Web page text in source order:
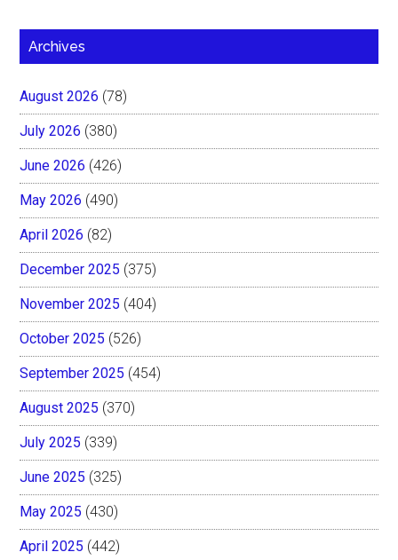
Archives
August 2026 (78)
July 2026 (380)
June 2026 (426)
May 2026 (490)
April 2026 (82)
December 2025 (375)
November 2025 (404)
October 2025 (526)
September 2025 (454)
August 2025 (370)
July 2025 (339)
June 2025 (325)
May 2025 (430)
April 2025 (442)